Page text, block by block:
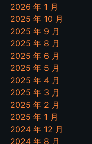
2026 年 1 月
2025 年 10 月
2025 年 9 月
2025 年 8 月
2025 年 6 月
2025 年 5 月
2025 年 4 月
2025 年 3 月
2025 年 2 月
2025 年 1 月
2024 年 12 月
2024 年 8 月